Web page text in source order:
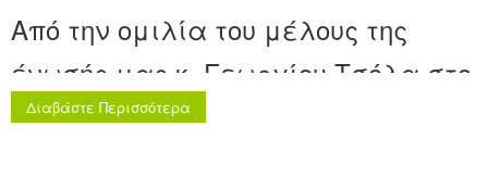
Από την ομιλία του μέλους της
ένωσής μας κ. Γεωργίου Τσόλα στο
9ο Συνέδριο Παιδιατρικής της
Διαβάστε Περισσότερα